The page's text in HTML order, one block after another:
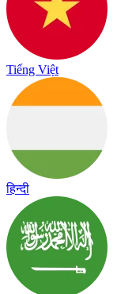
Tiếng Việt
हिन्दी